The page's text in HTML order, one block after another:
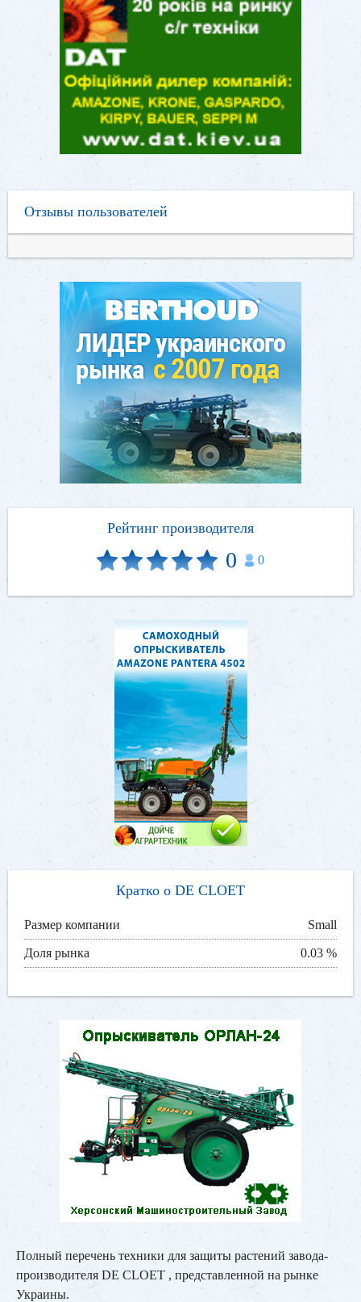
Отзывы пользователей
Рейтинг производителя
0 0
Кратко о DE CLOET
Размер компании Small
Доля рынка 0.03 %
Полный перечень техники для защиты растений завода-
производителя DE CLOET , представленной на рынке
Украины.